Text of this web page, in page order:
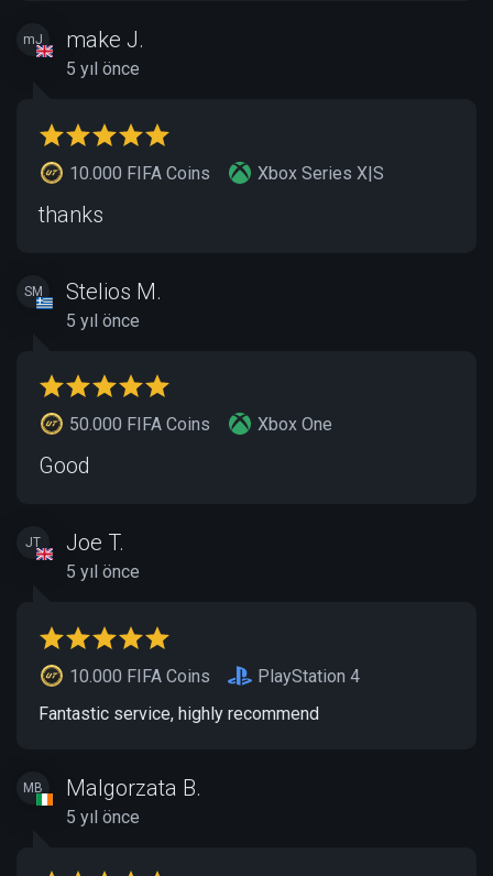
mJ make J.
5 yıl önce
10.000 FIFA Coins Xbox Series X|S
thanks
SM Stelios M.
5 yıl önce
50.000 FIFA Coins Xbox One
Good
JT Joe T.
5 yıl önce
10.000 FIFA Coins
PlayStation 4
Fantastic service, highly recommend
MB Malgorzata B.
5 yıl önce